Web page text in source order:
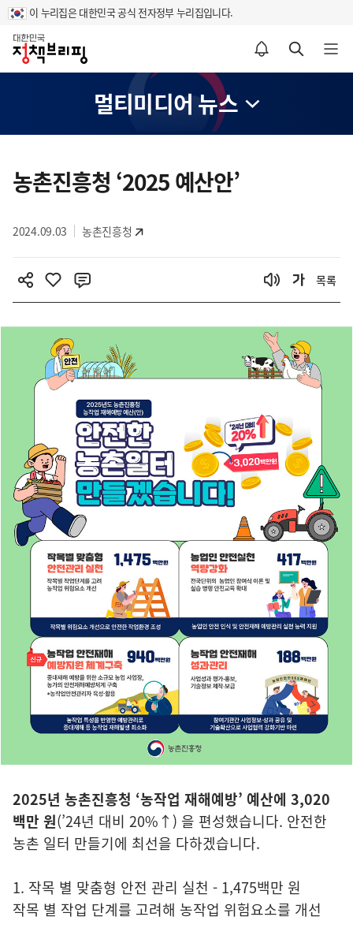
이 누리집은 대한민국 공식 전자정부 누리집입니다.
홈
알림설정 바로가기 검색 바로가기 메뉴 열기
멀티미디어 뉴스
텐
츠
역
농촌진흥청 ‘2025 예산안’
2024.09.03 농촌진흥청
목록
2025년 농촌진흥청 ‘농작업 재해예방’ 예산에 3,020
백만 원(’24년 대비 20%↑) 을 편성했습니다. 안전한
농촌 일터 만들기에 최선을 다하겠습니다.
1. 작목 별 맞춤형 안전 관리 실천 - 1,475백만 원
작목 별 작업 단계를 고려해 농작업 위험요소를 개선